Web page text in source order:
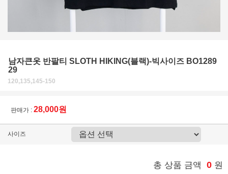
남자큰옷 반팔티 SLOTH HIKING(블랙)-빅사이즈 BO1289
29
120,135,145-150
판매가 : 28,000원
사이즈
총 상품 금액 0 원